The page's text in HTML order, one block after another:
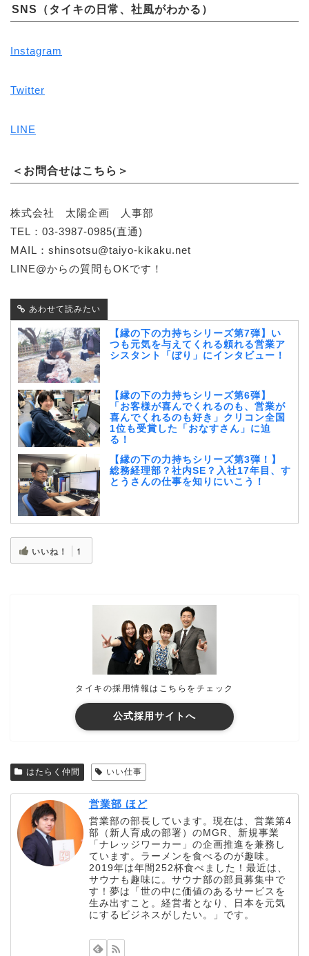
SNS（タイキの日常、社風がわかる）
Instagram
Twitter
LINE
＜お問合せはこちら＞
株式会社 太陽企画 人事部
TEL：03-3987-0985(直通)
MAIL：shinsotsu@taiyo-kikaku.net
LINE@からの質問もOKです！
あわせて読みたい
【縁の下の力持ちシリーズ第7弾】い
つも元気を与えてくれる頼れる営業ア
シスタント「ぼり」にインタビュー！
【縁の下の力持ちシリーズ第6弾】
「お客様が喜んでくれるのも、営業が
喜んでくれるのも好き」クリコン全国
1位も受賞した「おなすさん」に迫
る！
【縁の下の力持ちシリーズ第3弾！】
総務経理部？社内SE？入社17年目、す
とうさんの仕事を知りにいこう！
いいね！ 1
タイキの採用情報はこちらをチェック
公式採用サイトへ
はたらく仲間 いい仕事
営業部 ほど
営業部の部長しています。現在は、営業第4
部（新人育成の部署）のMGR、新規事業
「ナレッジワーカー」の企画推進を兼務し
ています。ラーメンを食べるのが趣味。
2019年は年間252杯食べました！最近は、
サウナも趣味に。サウナ部の部員募集中で
す！夢は「世の中に価値のあるサービスを
生み出すこと。経営者となり、日本を元気
にするビジネスがしたい。」です。